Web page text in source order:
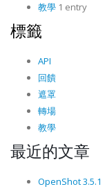
教學 1 entry
標籤
API
回饋
遮罩
轉場
教學
最近的文章
OpenShot 3.5.1